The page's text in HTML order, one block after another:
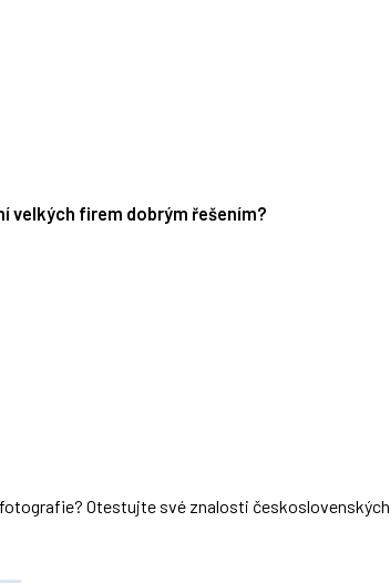
velkých firem dobrým řešením?
Otestujte své znalosti československých